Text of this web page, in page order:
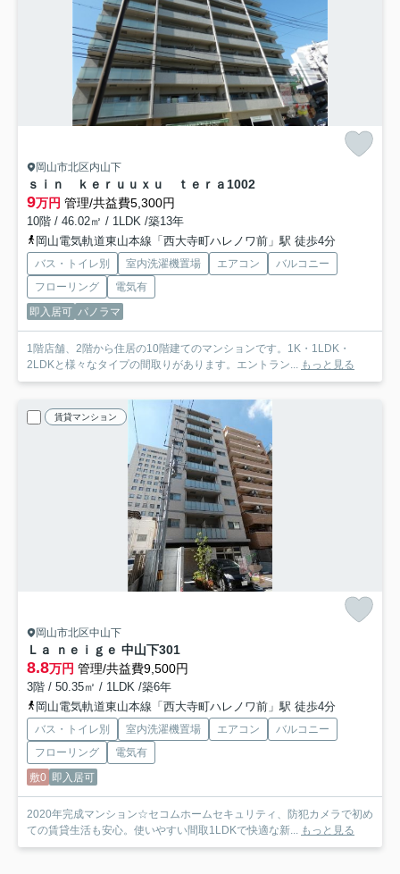
岡山市北区内山下
ｓｉｎ ｋｅｒｕｕｘｕ ｔｅｒａ1002
9万円 管理/共益費5,300円
10階 / 46.02㎡ / 1LDK /築13年
岡山電気軌道東山本線「西大寺町ハレノワ前」駅 徒歩4分
バス・トイレ別 室内洗濯機置場 エアコン
バルコニー
フローリング
電気有
即入居可 パノラマ
1階店舗、2階から住居の10階建てのマンションです。1K・1LDK・
2LDKと様々なタイプの間取りがあります。エントラン... もっと見る
賃貸マンション
岡山市北区中山下
Ｌａ ｎｅｉｇｅ 中山下301
8.8万円 管理/共益費9,500円
3階 / 50.35㎡ / 1LDK /築6年
岡山電気軌道東山本線「西大寺町ハレノワ前」駅 徒歩4分
バス・トイレ別 室内洗濯機置場 エアコン
バルコニー
フローリング
電気有
敷0 即入居可
2020年完成マンション☆セコムホームセキュリティ、防犯カメラで初め
ての賃貸生活も安心。使いやすい間取1LDKで快適な新... もっと見る